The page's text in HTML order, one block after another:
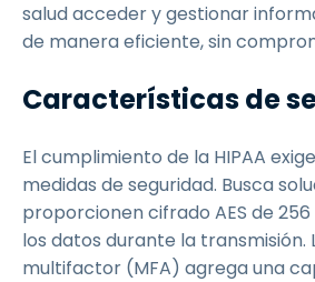
salud acceder y gestionar
de manera eficiente, sin
Características de
El cumplimiento de la HIPAA
medidas de seguridad. Busca
proporcionen cifrado AES de
los datos durante la transmisión.
multifactor (MFA) agrega una